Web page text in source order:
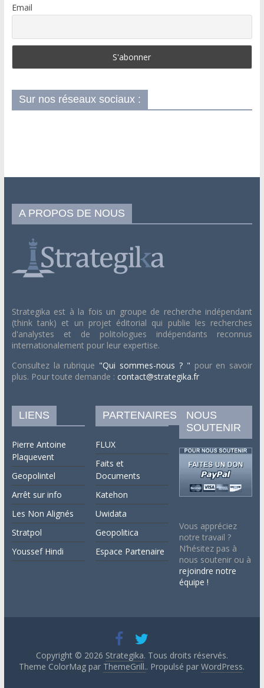
Email
Sur nos réseaux sociaux :
A PROPOS DE NOUS
Strategika est à la fois un groupe de recherche indépendant
(think tank) et un projet éditorial qui publie les recherches
d'analystes et de politologues indépendants reconnus
internationalement pour leur expertise.
Consultez la rubrique "Qui sommes-nous ? " pour en savoir
plus. Pour toute demande : contact@strategika.fr
LIENS
Pierre Antoine
Plaquevent
Geopolintel
Arrêt sur info
Les Non Alignés
Stratpol
Youssef Hindi
PARTENAIRES
FLUX
Faits et
Documents
Katehon
Uwidata
Geopolitica
Espace Partenaire
NOUS
SOUTENIR
Vous appréciez
notre travail ?
N’hésitez pas à
nous soutenir ou à
rejoindre notre
équipe !
Copyright © 2026 Strategika. Tous droits réservés.
Theme ColorMag par ThemeGrill.. Propulsé parWordPress.